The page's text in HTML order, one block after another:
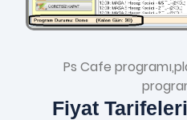
Ps Cafe
Fiyat